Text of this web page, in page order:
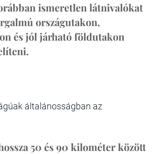
ismeretlen látnivalókat
országutakon,
és jól járható földutakon
általánosságban az
50 és 90 kilométer között